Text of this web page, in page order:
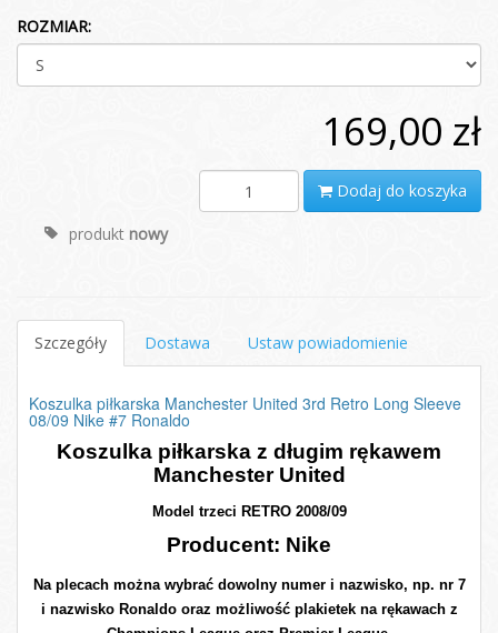
ROZMIAR:
169,00 zł
Dodaj do koszyka
produkt nowy
Szczegóły Dostawa Ustaw powiadomienie
Koszulka piłkarska Manchester United 3rd Retro Long Sleeve
08/09 Nike #7 Ronaldo
Koszulka piłkarska z długim rękawem
Manchester United
Model trzeci RETRO 2008/09
Producent: Nike
Na plecach można wybrać dowolny numer i nazwisko, np. nr 7
i nazwisko Ronaldo oraz możliwość plakietek na rękawach z